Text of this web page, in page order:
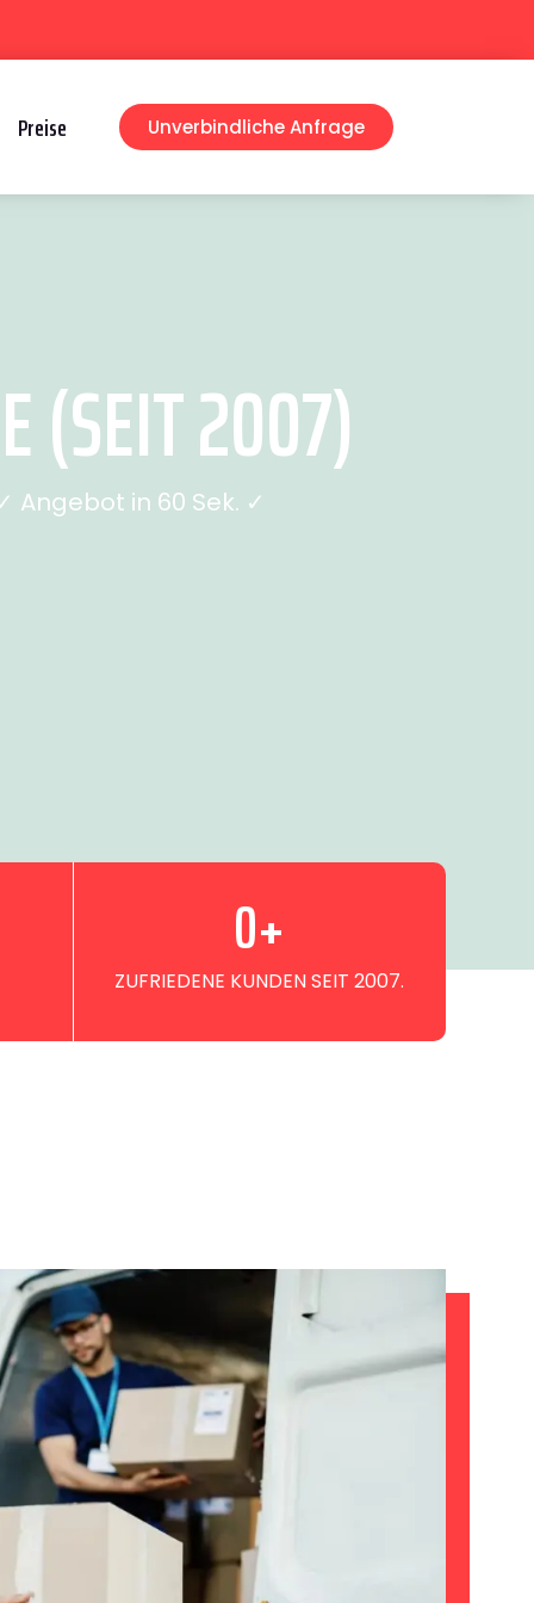
Preise Unverbindliche Anfrage
(SEIT 2007)
Angebot in 60 Sek. ✓
ZUFRIEDENE KUNDEN SEIT 2007.
0+